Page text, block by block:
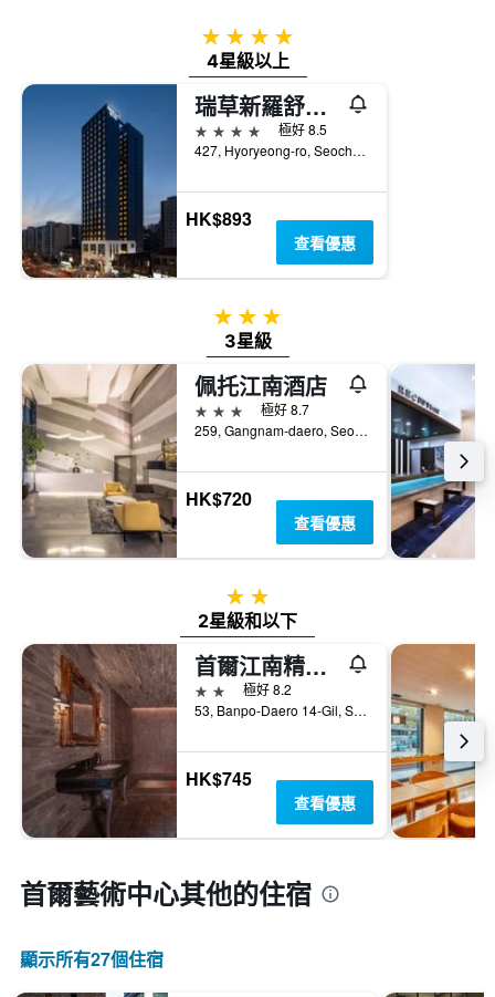
4星級
4星級以上
瑞草新羅舒泰酒店
4星級
極好 8.5
427, Hyoryeong-ro, Seocho-gu, 首爾, 韓國
HK$893
查看優惠
3星級
3星級
佩托江南酒店
3星級
極好 8.7
259, Gangnam-daero, Seocho-gu, 首爾, 韓國
HK$720
查看優惠
2星級
2星級和以下
首爾江南精品酒店
2星級
極好 8.2
53, Banpo-Daero 14-Gil, Seocho-gu, 首爾, 韓國
HK$745
查看優惠
首爾藝術中心​其他的住宿
顯示所有27​個住宿